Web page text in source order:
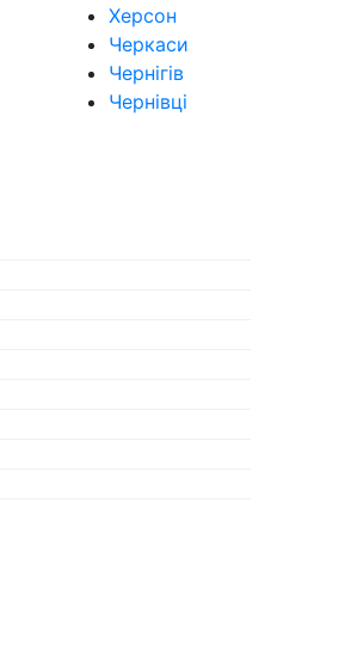
Херсон
Черкаси
Чернігів
Чернівці